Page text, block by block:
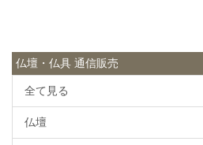
仏壇・仏具 通信販売
全て見る
仏壇